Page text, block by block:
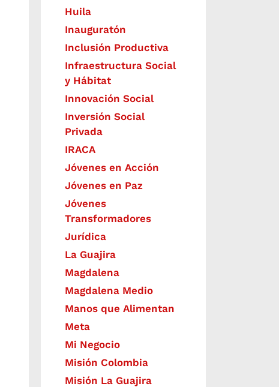
Huila
Inauguratón
Inclusión Productiva
Infraestructura Social
y Hábitat
​Innovación Social
Inversión Social
Privada
IRACA
Jóvenes en Acción
Jóvenes en Paz
Jóvenes
Transformadores
Jurídica
La Guajira
Magdalena
Magdalena Medio
Manos que Alimentan
Meta
Mi Negocio
Misión Colombia
Misión La Guajira